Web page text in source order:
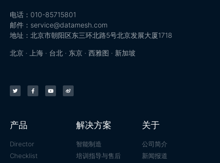
电话：010-85715801
邮件：service@datamesh.com
地址：北京市朝阳区东三环北路5号北京发展大厦1718
北京 · 上海 · 台北 · 东京 · 西雅图 · 新加坡
产品
Director
Checklist
解决方案
智能制造
培训指导与售后
关于
公司简介
新闻报道